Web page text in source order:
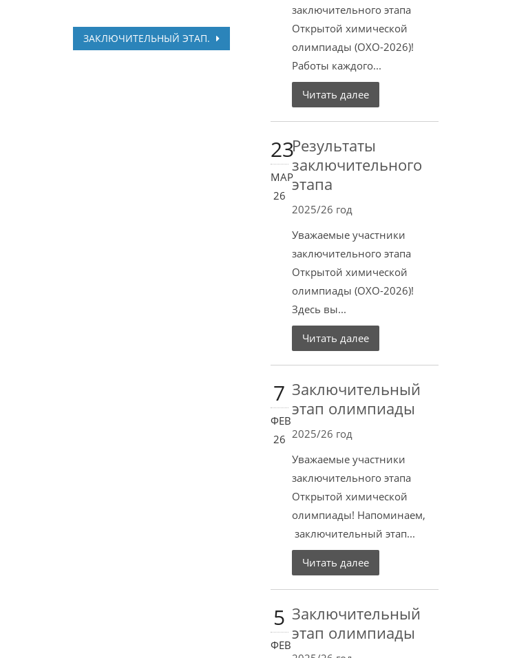
ЗАКЛЮЧИТЕЛЬНЫЙ ЭТАП.
заключительного этапа
Открытой химической
олимпиады (ОХО-2026)!
Работы каждого...
Читать далее
23
МАР
26
Результаты
заключительного
этапа
2025/26 год
Уважаемые участники
заключительного этапа
Открытой химической
олимпиады (ОХО-2026)!
Здесь вы...
Читать далее
7
ФЕВ
26
Заключительный
этап олимпиады
2025/26 год
Уважаемые участники
заключительного этапа
Открытой химической
олимпиады! Напоминаем,
заключительный этап...
Читать далее
5
ФЕВ
Заключительный
этап олимпиады